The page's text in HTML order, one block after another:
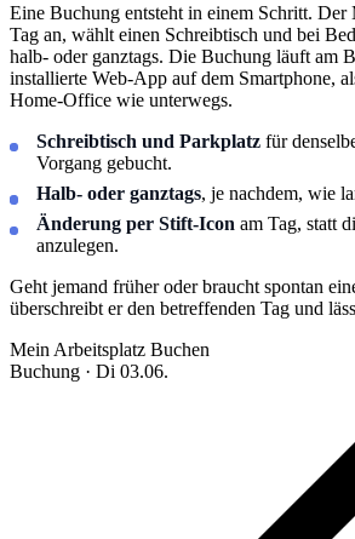
Eine Buchung entsteht in einem Schritt.
Tag an, wählt einen Schreibtisch und bei
halb- oder ganztags. Die Buchung läuft am
installierte Web-App auf dem Smartphone,
Home-Office wie unterwegs.
Schreibtisch und Parkplatz für
Vorgang gebucht.
Halb- oder ganztags, je nachdem, wie
Änderung per Stift-Icon am Tag, statt
anzulegen.
Geht jemand früher oder braucht spontan
überschreibt er den betreffenden Tag und
Mein Arbeitsplatz Buchen
Buchung · Di 03.06.